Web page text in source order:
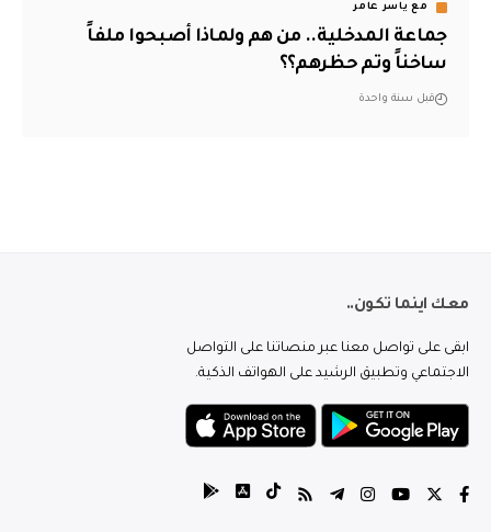
مع ياسر عامر
جماعة المدخلية.. من هم ولماذا أصبحوا ملفاً
ساخناً وتم حظرهم؟؟
قبل سنة واحدة
معك اينما تكون..
ابقى على تواصل معنا عبر منصاتنا على التواصل
الاجتماعي وتطبيق الرشيد على الهواتف الذكية.